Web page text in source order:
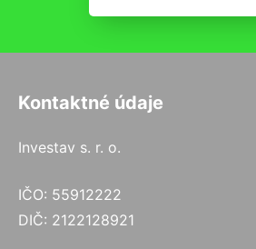
Kontaktné údaje
Investav s. r. o.
IČO: 55912222
DIČ: 2122128921